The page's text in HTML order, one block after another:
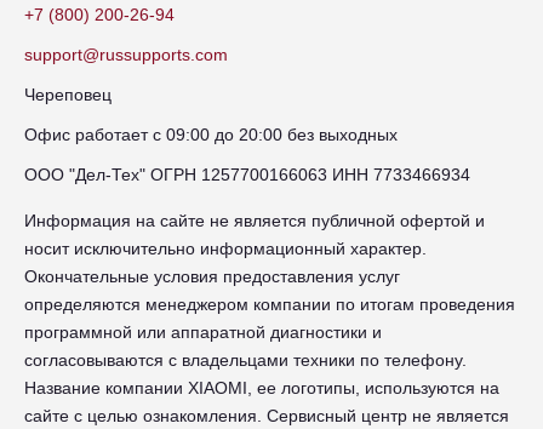
+7 (800) 200-26-94
support@russupports.com
Череповец
Офис работает с 09:00 до 20:00 без выходных
ООО "Дел-Тех" ОГРН 1257700166063 ИНН 7733466934
Информация на сайте не является публичной офертой и
носит исключительно информационный характер.
Окончательные условия предоставления услуг
определяются менеджером компании по итогам проведения
программной или аппаратной диагностики и
согласовываются с владельцами техники по телефону.
Название компании XIAOMI, ее логотипы, используются на
сайте с целью ознакомления. Сервисный центр не является